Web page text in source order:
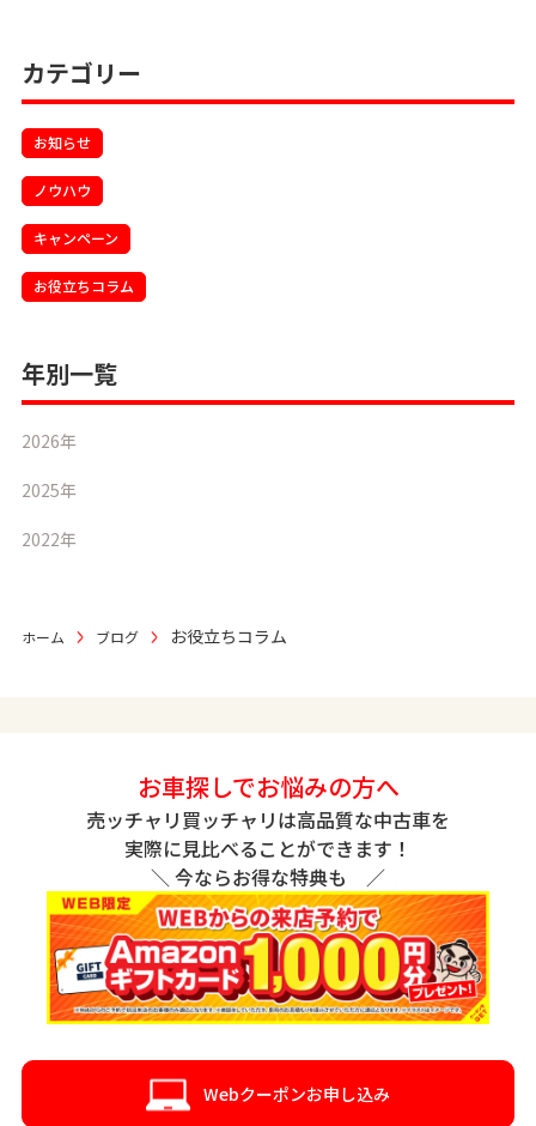
カテゴリー
お知らせ
ノウハウ
キャンペーン
お役立ちコラム
年別一覧
2026年
2025年
2022年
ホーム ブログ お役立ちコラム
お車探しでお悩みの方へ
売ッチャリ買ッチャリは高品質な中古車を
実際に見比べることができます！
＼ 今ならお得な特典も ／
Webクーポンお申し込み